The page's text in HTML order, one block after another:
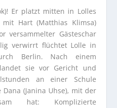
Er platzt mitten in Lolles
mit Hart (Matthias Klimsa)
versammelter Gästeschar
verwirrt flüchtet Lolle in
Berlin. Nach einem
sie vor Gericht und
an einer Schule
(Janina Uhse), mit der
hat: Komplizierte